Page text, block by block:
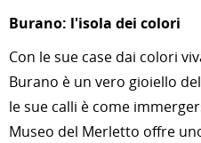
Burano: l'isola dei colori
Con le sue case dai colori
Burano è un vero gioiello
le sue calli è come
Museo del Merletto offre